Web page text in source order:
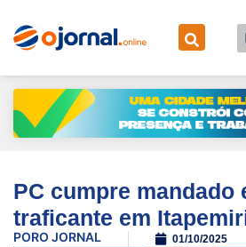
PC cumpre mandado
traficante em
PORO JORNAL 01/10/2025